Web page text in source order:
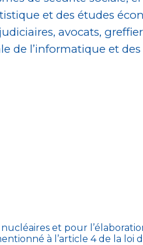
et des études
avocats,
de l’informatique et des
et pour
à l’article 4 de la loi